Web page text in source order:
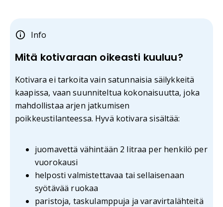
Info
Mitä kotivaraan oikeasti kuuluu?
Kotivara ei tarkoita vain satunnaisia säilykkeitä
kaapissa, vaan suunniteltua kokonaisuutta, joka
mahdollistaa arjen jatkumisen
poikkeustilanteessa. Hyvä kotivara sisältää:
juomavettä vähintään 2 litraa per henkilö per
vuorokausi
helposti valmistettavaa tai sellaisenaan
syötävää ruokaa
paristoja, taskulamppuja ja varavirtalähteitä